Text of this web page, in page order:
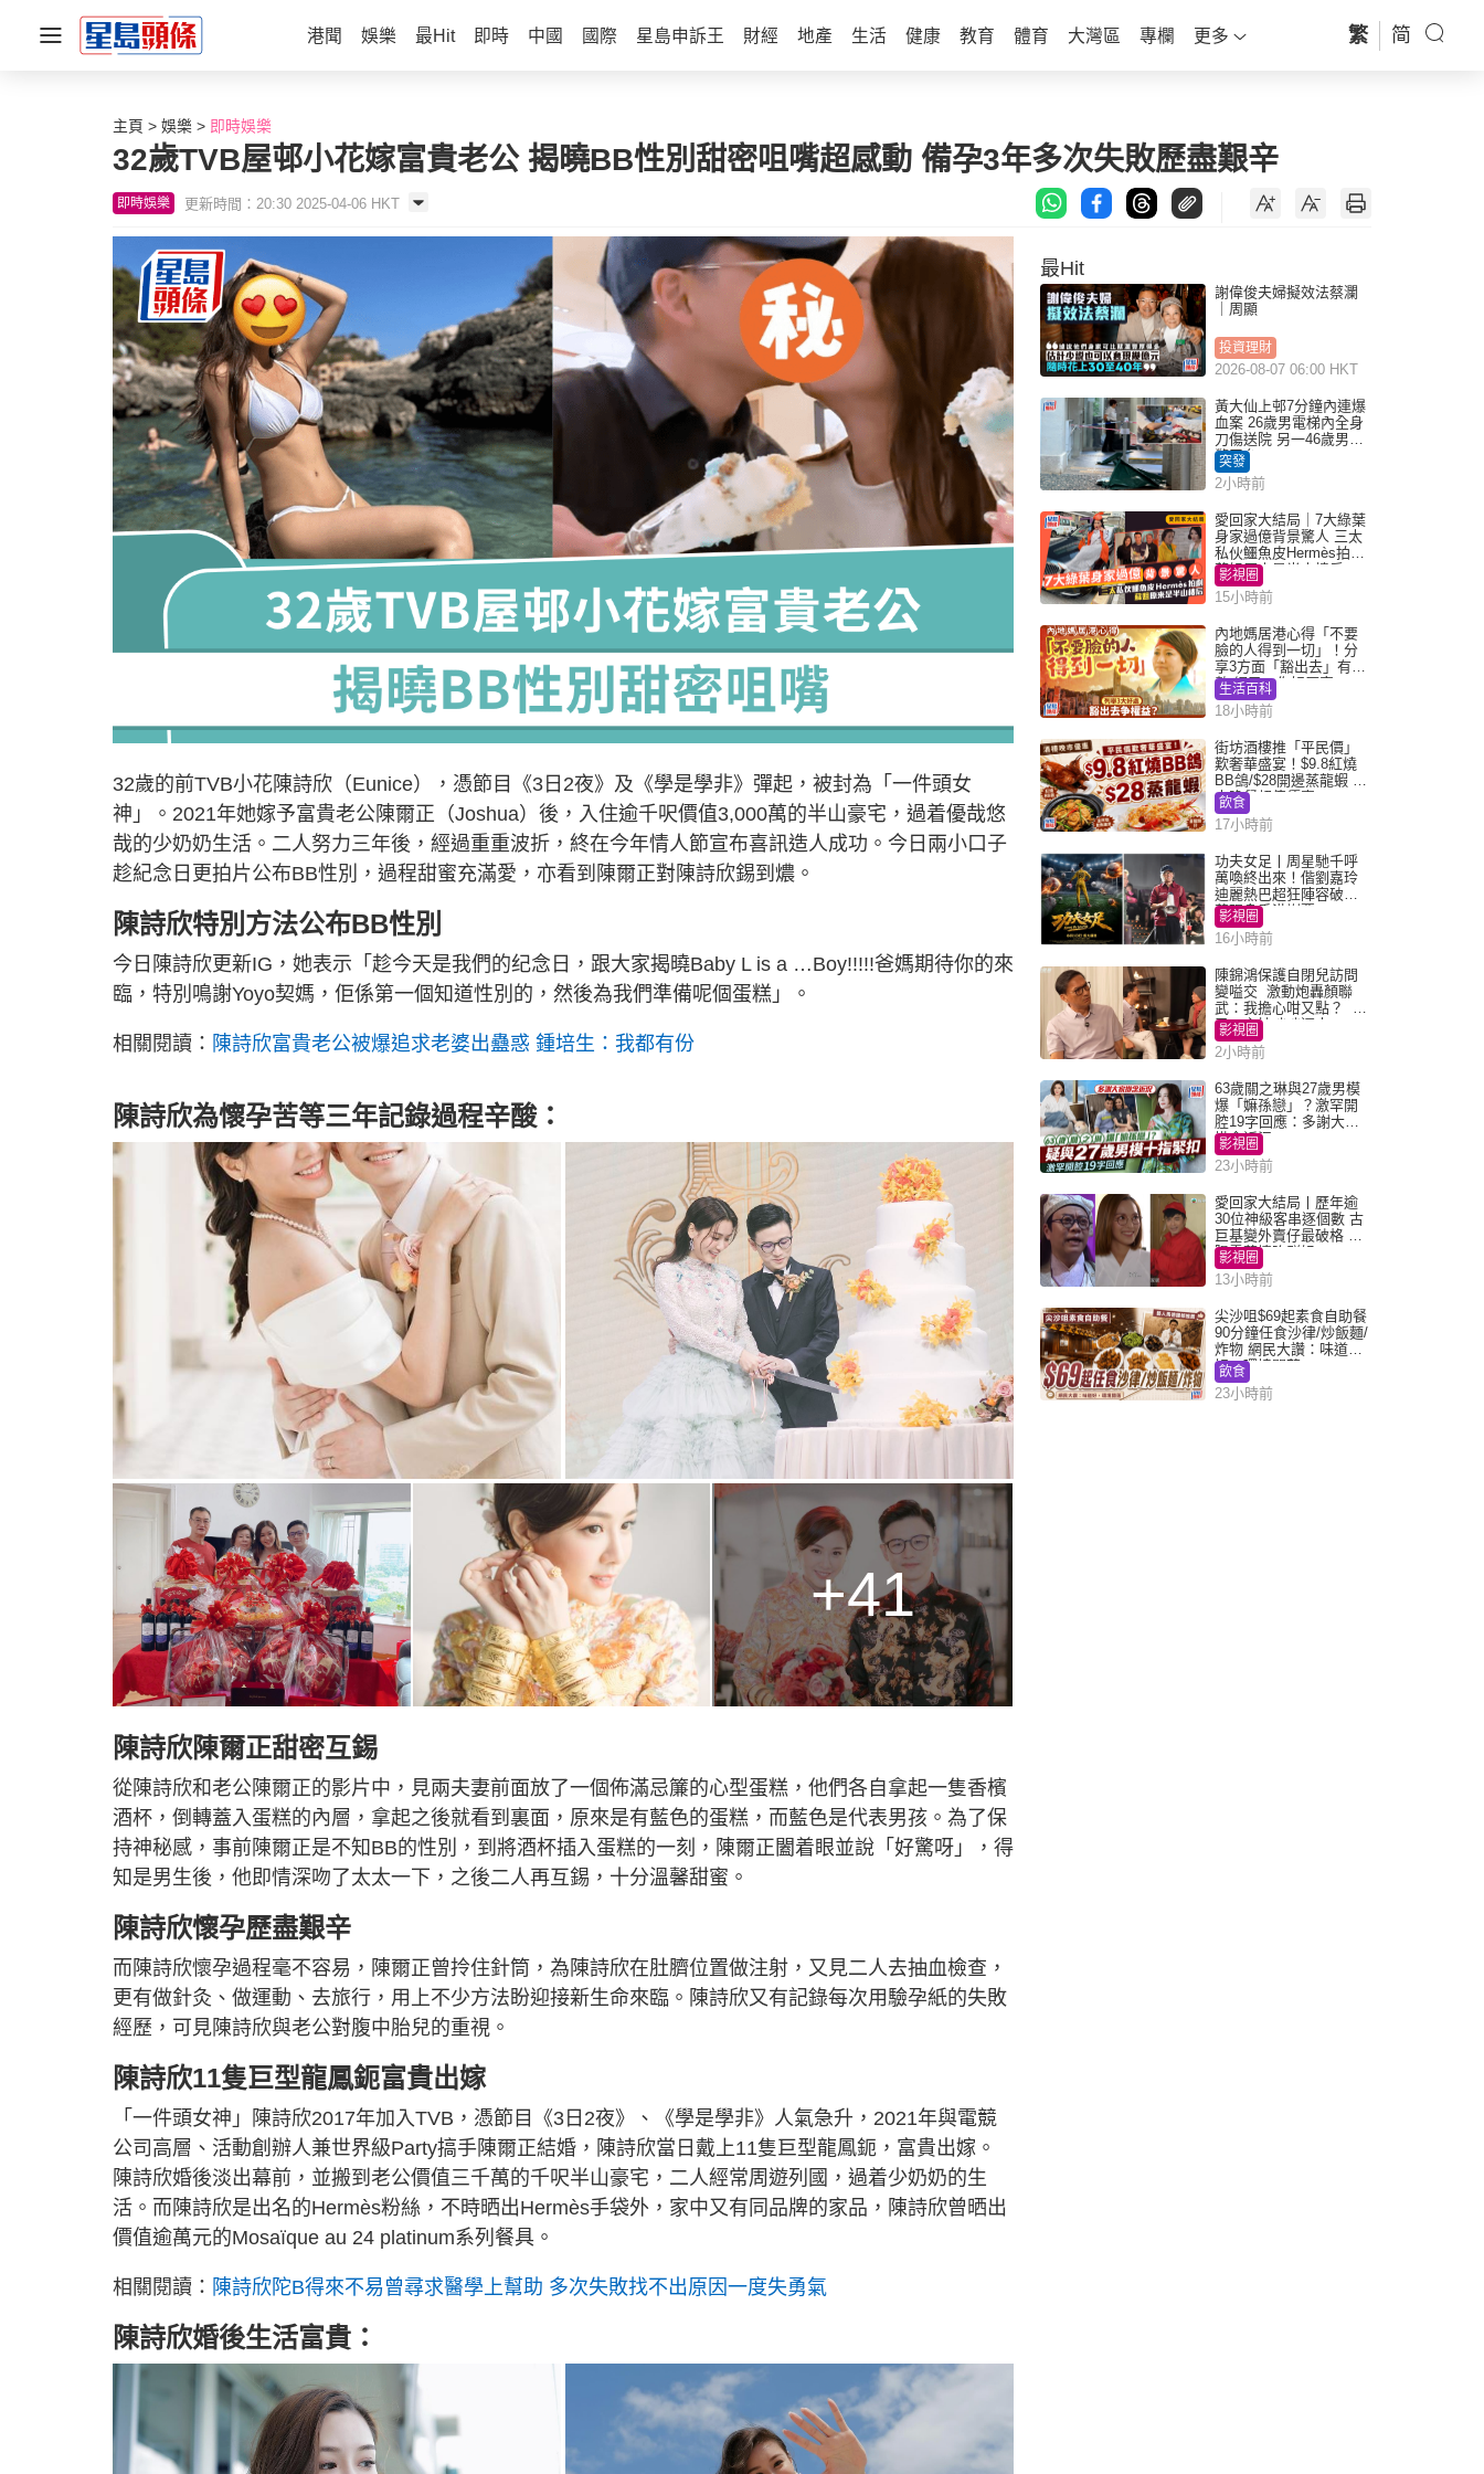
港聞 娛樂 最Hit 即時 中國 國際 星島申訴王 財經 地產 生活 健康 教育 體育 大灣區 專欄 更多 繁 简
主頁 娛樂 即時娛樂
32歲TVB屋邨小花嫁富貴老公 揭曉BB性別甜密咀嘴超感動 備孕3年多次失敗歷盡艱辛
即時娛樂 更新時間：20:30 2025-04-06 HKT
32歲的前TVB小花陳詩欣（Eunice），憑節目《3日2夜》及《學是學非》彈起，被封為「一件頭女
神」。2021年她嫁予富貴老公陳爾正（Joshua）後，入住逾千呎價值3,000萬的半山豪宅，過着優哉悠
哉的少奶奶生活。二人努力三年後，經過重重波折，終在今年情人節宣布喜訊造人成功。今日兩小口子
趁紀念日更拍片公布BB性別，過程甜蜜充滿愛，亦看到陳爾正對陳詩欣錫到燶。
陳詩欣特別方法公布BB性別
今日陳詩欣更新IG，她表示「趁今天是我們的纪念日，跟大家揭曉Baby L is a …Boy!!!!!爸媽期待你的來
臨，特別鳴謝Yoyo契媽，佢係第一個知道性別的，然後為我們準備呢個蛋糕」。
相關閱讀： 陳詩欣富貴老公被爆追求老婆出蠱惑 鍾培生：我都有份
陳詩欣為懷孕苦等三年記錄過程辛酸：
+41
陳詩欣陳爾正甜密互錫
從陳詩欣和老公陳爾正的影片中，見兩夫妻前面放了一個佈滿忌簾的心型蛋糕，他們各自拿起一隻香檳
酒杯，倒轉蓋入蛋糕的內層，拿起之後就看到裏面，原來是有藍色的蛋糕，而藍色是代表男孩。為了保
持神秘感，事前陳爾正是不知BB的性別，到將酒杯插入蛋糕的一刻，陳爾正闔着眼並說「好驚呀」，得
知是男生後，他即情深吻了太太一下，之後二人再互錫，十分溫馨甜蜜。
陳詩欣懷孕歷盡艱辛
而陳詩欣懷孕過程毫不容易，陳爾正曾拎住針筒，為陳詩欣在肚臍位置做注射，又見二人去抽血檢查，
更有做針灸、做運動、去旅行，用上不少方法盼迎接新生命來臨。陳詩欣又有記錄每次用驗孕紙的失敗
經歷，可見陳詩欣與老公對腹中胎兒的重視。
陳詩欣11隻巨型龍鳳鈪富貴出嫁
「一件頭女神」陳詩欣2017年加入TVB，憑節目《3日2夜》、《學是學非》人氣急升，2021年與電競
公司高層、活動創辦人兼世界級Party搞手陳爾正結婚，陳詩欣當日戴上11隻巨型龍鳳鈪，富貴出嫁。
陳詩欣婚後淡出幕前，並搬到老公價值三千萬的千呎半山豪宅，二人經常周遊列國，過着少奶奶的生
活。而陳詩欣是出名的Hermès粉絲，不時晒出Hermès手袋外，家中又有同品牌的家品，陳詩欣曾晒出
價值逾萬元的Mosaïque au 24 platinum系列餐具。
相關閱讀： 陳詩欣陀B得來不易曾尋求醫學上幫助 多次失敗找不出原因一度失勇氣
陳詩欣婚後生活富貴：
最Hit
謝偉俊夫婦擬效法蔡瀾
｜周顯
投資理財
2026-08-07 06:00 HKT
黃大仙上邨7分鐘內連爆
血案 26歲男電梯內全身
刀傷送院 另一46歲男倒
斃平台
突發
2小時前
愛回家大結局｜7大綠葉
身家過億背景驚人 三太
私伙鱷魚皮Hermès拍劇
蘇姐原來是半山樓后
影視圈
15小時前
內地媽居港心得「不要
臉的人得到一切」！分
享3方面「豁出去」有著
數 網民：你好厲害
生活百科
18小時前
街坊酒樓推「平民價」
歎奢華盛宴！$9.8紅燒
BB鴿/$28開邊蒸龍蝦 3
大晚餐超值優惠
飲食
17小時前
功夫女足丨周星馳千呼
萬喚終出來！偕劉嘉玲
迪麗熱巴超狂陣容破天
荒現身香港謝票
影視圈
16小時前
陳錦鴻保護自閉兒訪問
變嗌交 激動炮轟顏聯
武：我擔心咁又點？ 網
民：主持咄咄逼人
影視圈
2小時前
63歲關之琳與27歲男模
爆「嫲孫戀」？激罕開
腔19字回應：多謝大家
掛念近況
影視圈
23小時前
愛回家大結局丨歷年逾
30位神級客串逐個數 古
巨基變外賣仔最破格 歐
陽震華情陷群姐
影視圈
13小時前
尖沙咀$69起素食自助餐
90分鐘任食沙律/炒飯麵/
炸物 網民大讚：味道
好，環境闊落
飲食
23小時前